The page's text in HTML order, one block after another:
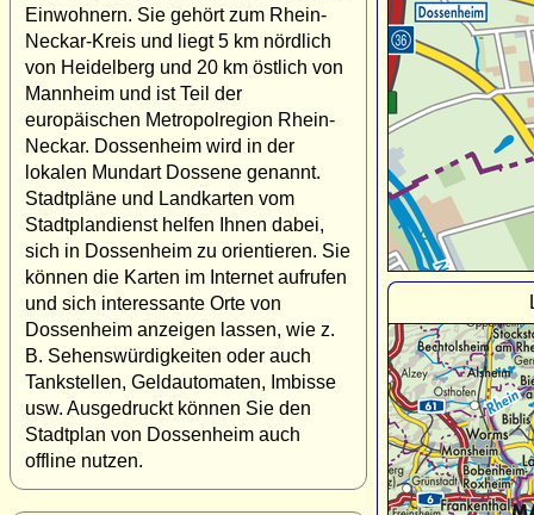
Einwohnern. Sie gehört zum Rhein-
Neckar-Kreis und liegt 5 km nördlich
von Heidelberg und 20 km östlich von
Mannheim und ist Teil der
europäischen Metropolregion Rhein-
Neckar. Dossenheim wird in der
lokalen Mundart Dossene genannt.
Stadtpläne und Landkarten vom
Stadtplandienst helfen Ihnen dabei,
sich in Dossenheim zu orientieren. Sie
können die Karten im Internet aufrufen
und sich interessante Orte von
Dossenheim anzeigen lassen, wie z.
B. Sehenswürdigkeiten oder auch
Tankstellen, Geldautomaten, Imbisse
usw. Ausgedruckt können Sie den
Stadtplan von Dossenheim auch
offline nutzen.